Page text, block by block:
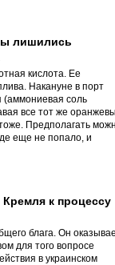
лишились
кислота. Ее
Накануне в порт
(аммониевая соль
все тот же
Предполагать
еще не попало, и
к процессу
блага. Он
для того вопросе
в украинском